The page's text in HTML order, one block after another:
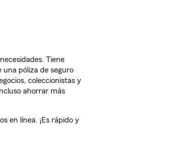
Tiene
una póliza de seguro
coleccionistas y
ahorrar más
en línea. ¡Es rápido y